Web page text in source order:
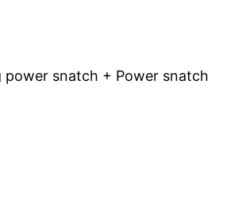
snatch + Power snatch